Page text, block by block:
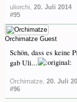
uliorchi, 20. Juli 2014
#95
Orchimatze Guest
Schön, dass es keine
gab Uli...
Orchimatze, 20. Juli
#96